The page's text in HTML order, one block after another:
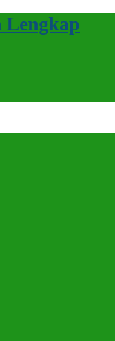
Lengkap